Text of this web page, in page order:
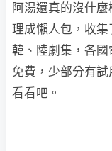
阿湯還真的沒什
理成懶人包，收集
韓、陸劇集，各
免費，少部分有
看看吧。